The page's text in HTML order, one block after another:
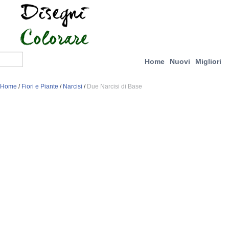
Home Nuovi Migliori
Home / Fiori e Piante / Narcisi / Due Narcisi di Base